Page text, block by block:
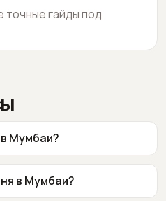
гайды под
Мумбаи?
в Мумбаи?